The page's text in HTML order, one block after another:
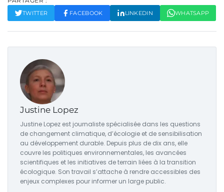
TWITTER FACEBOOK LINKEDIN WHATSAPP
Justine Lopez
Justine Lopez est journaliste spécialisée dans les questions
de changement climatique, d’écologie et de sensibilisation
au développement durable. Depuis plus de dix ans, elle
couvre les politiques environnementales, les avancées
scientifiques et les initiatives de terrain liées à la transition
écologique. Son travail s’attache à rendre accessibles des
enjeux complexes pour informer un large public.